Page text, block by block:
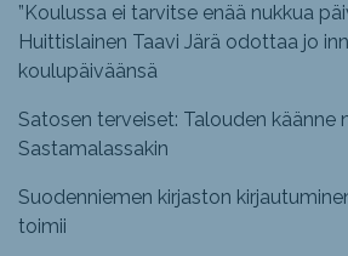
”Koulussa ei tarvitse enää nukkua
Huittislainen Taavi Järä odottaa jo
koulupäiväänsä
Satosen terveiset: Talouden käänne
Sastamalassakin
Suodenniemen kirjaston
toimii